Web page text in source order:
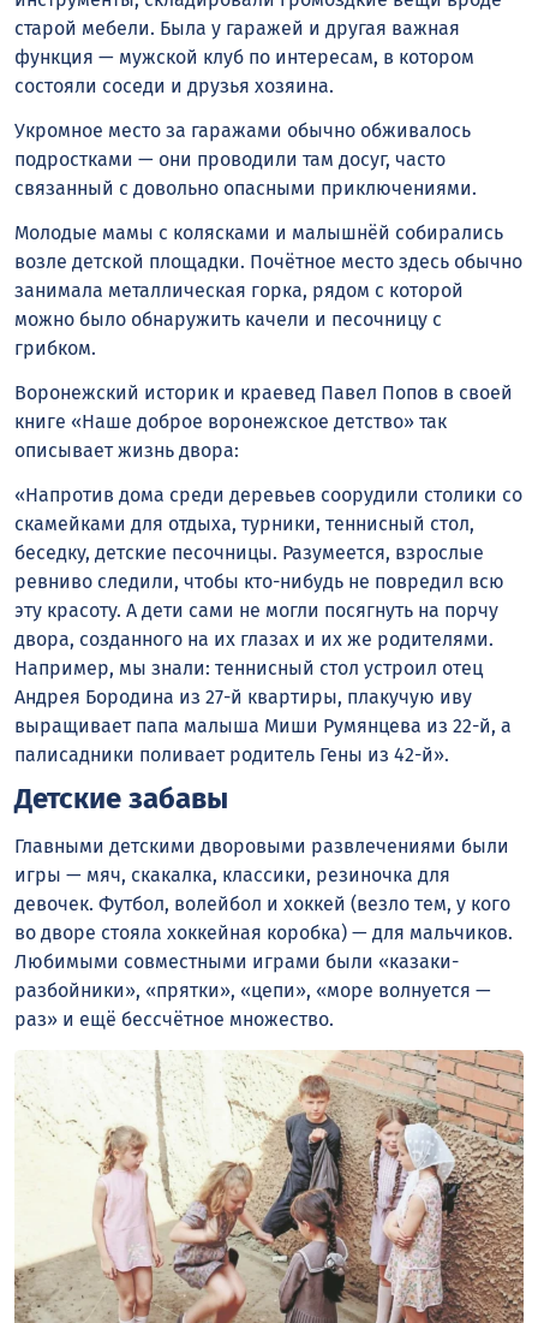
старой мебели. Была у гаражей и другая важная
функция — мужской клуб по интересам, в котором
состояли соседи и друзья хозяина.
Укромное место за гаражами обычно обживалось
подростками — они проводили там досуг, часто
связанный с довольно опасными приключениями.
Молодые мамы с колясками и малышнёй собирались
возле детской площадки. Почётное место здесь обычно
занимала металлическая горка, рядом с которой
можно было обнаружить качели и песочницу с
грибком.
Воронежский историк и краевед Павел Попов в своей
книге «Наше доброе воронежское детство» так
описывает жизнь двора:
«Напротив дома среди деревьев соорудили столики со
скамейками для отдыха, турники, теннисный стол,
беседку, детские песочницы. Разумеется, взрослые
ревниво следили, чтобы кто-нибудь не повредил всю
эту красоту. А дети сами не могли посягнуть на порчу
двора, созданного на их глазах и их же родителями.
Например, мы знали: теннисный стол устроил отец
Андрея Бородина из 27-й квартиры, плакучую иву
выращивает папа малыша Миши Румянцева из 22-й, а
палисадники поливает родитель Гены из 42-й».
Детские забавы
Главными детскими дворовыми развлечениями были
игры — мяч, скакалка, классики, резиночка для
девочек. Футбол, волейбол и хоккей (везло тем, у кого
во дворе стояла хоккейная коробка) — для мальчиков.
Любимыми совместными играми были «казаки-
разбойники», «прятки», «цепи», «море волнуется —
раз» и ещё бессчётное множество.